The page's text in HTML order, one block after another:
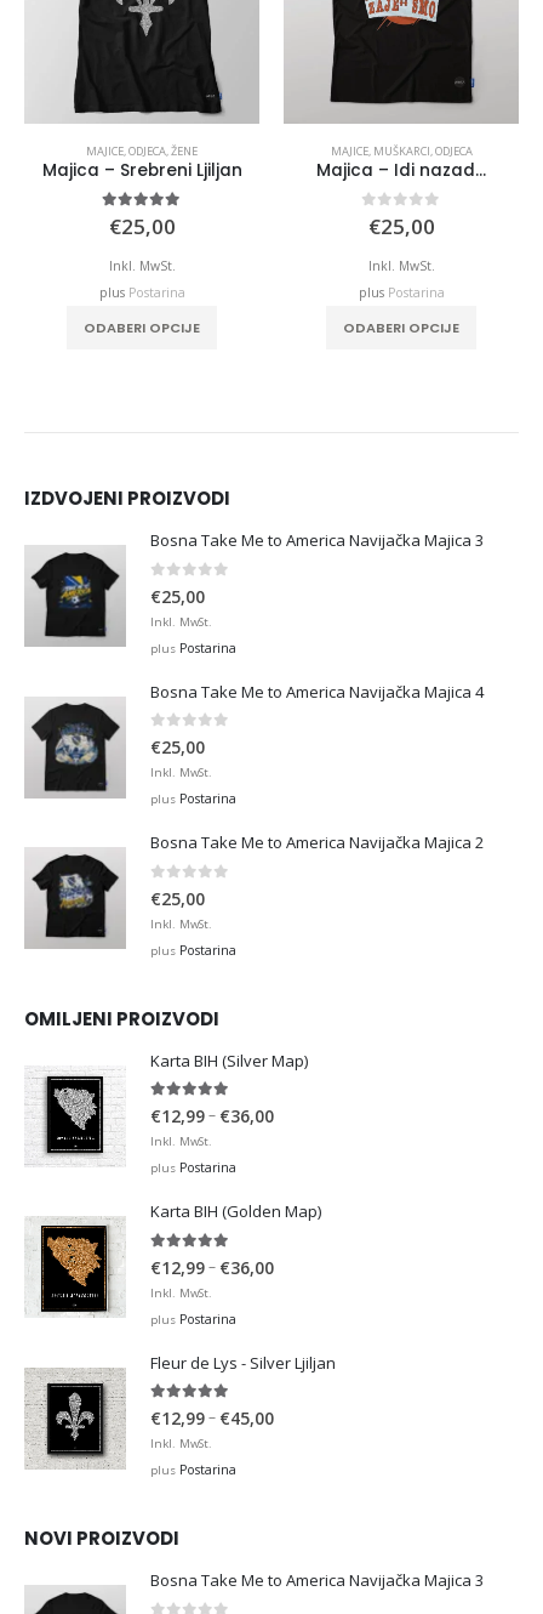
MAJICE,ODJECA,ŽENE
Majica – Srebreni Ljiljan
5.00out of 5
€25,00
Inkl. MwSt.
plus Postarina
ODABERI OPCIJE
MAJICE, MUŠKARCI,ODJECA
Majica – Idi nazad…
0out of 5
€25,00
Inkl. MwSt.
plus Postarina
ODABERI OPCIJE
IZDVOJENI PROIZVODI
Bosna Take Me to America Navijačka Majica 3
0 out of 5
€25,00
Inkl. MwSt.
plus Postarina
Bosna Take Me to America Navijačka Majica 4
0 out of 5
€25,00
Inkl. MwSt.
plus Postarina
Bosna Take Me to America Navijačka Majica 2
€25,00
Inkl. MwSt.
plus Postarina
OMILJENI PROIZVODI
Karta BIH (Silver Map)
4.95out of 5
€12,99– €36,00Price
€36,00
Inkl. MwSt.
plus Postarina
Karta BIH (Golden Map)
4.93out of 5
€12,99– €36,00Price
€36,00
Inkl. MwSt.
plus Postarina
Fleur de Lys - Silver Ljiljan
4.88out of 5
€12,99– €45,00Price
Inkl. MwSt.
plus Postarina
NOVI PROIZVODI
Bosna Take Me to America Navijačka Majica 3